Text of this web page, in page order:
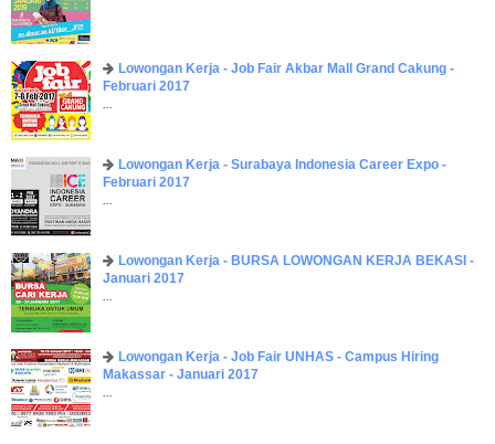
Lowongan Kerja - Job Fair ​Akbar ​Mall Grand Cakung -
Februari 2017
...
Lowongan Kerja - Surabaya Indonesia Career Expo -
Februari 2017
...
Lowongan Kerja - BURSA LOWONGAN KERJA BEKASI -
Januari 2017
...
Lowongan Kerja - Job Fair UNHAS - Campus Hiring
Makassar - Januari 2017
...